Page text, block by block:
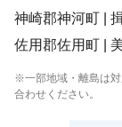
神崎郡神河町
佐用郡佐用町
※一部地域・離島は
合わせください。